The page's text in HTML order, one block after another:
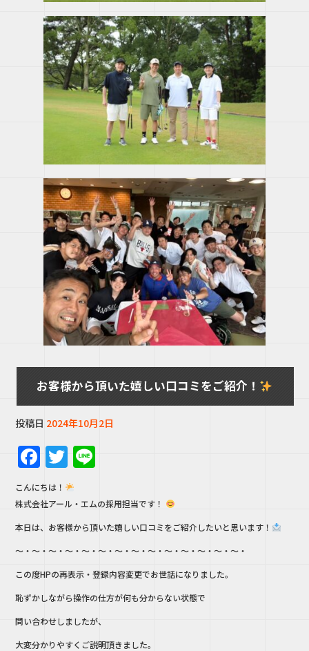
お客様から頂いた嬉しい口コミをご紹介！
投稿日 2024年10月2日
F
a
c
e
b
o
o
k
T
w
it
te
r
e
こんにちは！
株式会社アール・エムの採用担当です！
本日は、お客様から頂いた嬉しい口コミをご紹介したいと思います！
～・〜・～・〜・～・〜・～・〜・～・〜・～・〜・～・〜・
この度HPの再表示・登録内容変更でお世話になりました。
恥ずかしながら操作の仕方が何も分からない状態で
問い合わせしましたが、
大変分かりやすくご説明頂きました。